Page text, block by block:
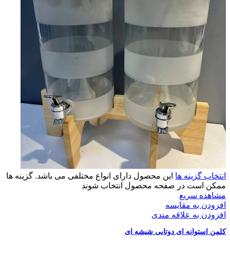
انتخاب گزینه ها این محصول دارای انواع مختلفی می باشد. گزینه ها
ممکن است در صفحه محصول انتخاب شوند
مشاهده سریع
افزودن به مقایسه
افزودن به علاقه مندی
کلمن استوانه ای دوتایی شیشه ای